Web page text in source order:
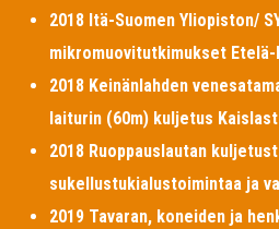
2018 Itä-Suomen Yliopiston/
mikromuovitutkimukset Etelä-
2018 Keinänlahden
laiturin (60m) kuljetus
2018 Ruoppauslautan
sukellustukialustoimintaa ja
2019 Tavaran, koneiden ja